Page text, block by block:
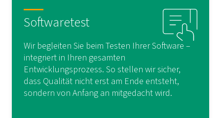
Softwaretest
Wir begleiten Sie beim Testen Ihrer Software –
integriert in Ihren gesamten
Entwicklungsprozess. So stellen wir sicher,
dass Qualität nicht erst am Ende entsteht,
sondern von Anfang an mitgedacht wird.